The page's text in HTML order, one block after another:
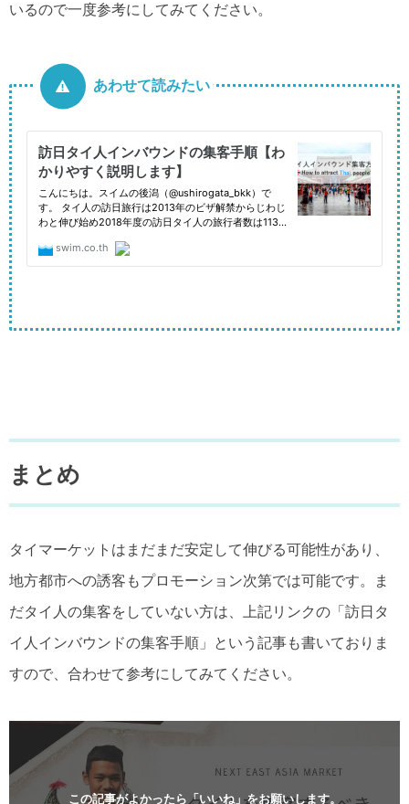
いるので一度参考にしてみてください。
あわせて読みたい
まとめ
タイマーケットはまだまだ安定して伸びる可能性があり、
地方都市への誘客もプロモーション次第では可能です。ま
だタイ人の集客をしていない方は、上記リンクの「訪日タ
イ人インバウンドの集客手順」という記事も書いておりま
すので、合わせて参考にしてみてください。
この記事がよかったら「いいね」をお願いします。